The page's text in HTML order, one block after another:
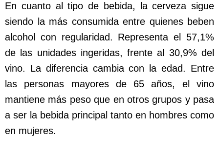
En cuanto al tipo de bebida, la cerveza sigue
siendo la más consumida entre quienes beben
alcohol con regularidad. Representa el 57,1%
de las unidades ingeridas, frente al 30,9% del
vino. La diferencia cambia con la edad. Entre
las personas mayores de 65 años, el vino
mantiene más peso que en otros grupos y pasa
a ser la bebida principal tanto en hombres como
en mujeres.